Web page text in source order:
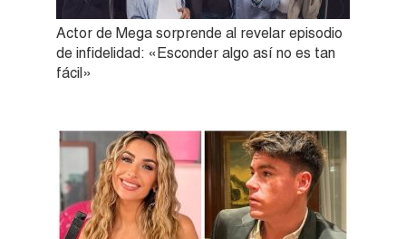
Actor de Mega sorprende al revelar episodio
de infidelidad: «Esconder algo así no es tan
fácil»